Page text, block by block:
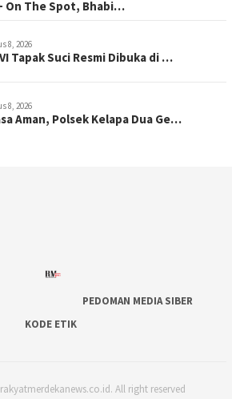
On The Spot, Bhabi…
8, 2026
Tapak Suci Resmi Dibuka di …
8, 2026
Aman, Polsek Kelapa Dua Ge…
PEDOMAN MEDIA SIBER
KODE ETIK
All right reserved